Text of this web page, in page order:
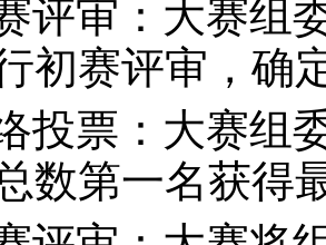
评审：大赛组
初赛评审，确
投票：大赛组
数第一名获得